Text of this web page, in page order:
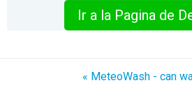
Ir a la Pagina de
« MeteoWash - can